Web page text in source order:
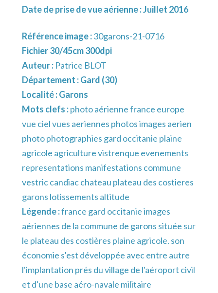
Date de prise de vue aérienne : Juillet 2016
Référence image :30garons-21-0716
Fichier 30/45cm 300dpi
Auteur : Patrice BLOT
Département :Gard (30)
Localité :Garons
Mots clefs :photo aérienne france europe
vue ciel vues aeriennes photos images aerien
photo photographies gard occitanie plaine
agricole agriculture vistrenque evenements
representations manifestations commune
vestric candiac chateau plateau des costieres
garons lotissements altitude
Légende :france gard occitanie images
aériennes de la commune de garons située sur
le plateau des costières plaine agricole. son
économie s'est développée avec entre autre
l'implantation prés du village de l'aéroport civil
et d'une base aéro-navale militaire